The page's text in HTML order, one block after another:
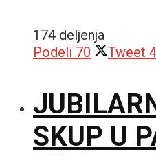
174 deljenja
Podeli 70 Tweet
SKUP U